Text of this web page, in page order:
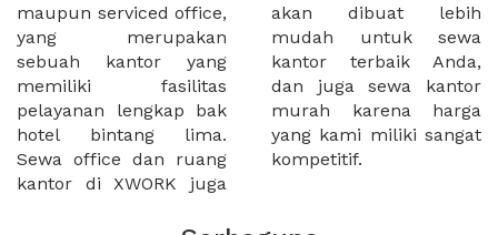
maupun serviced office,
yang merupakan
sebuah kantor yang
memiliki fasilitas
pelayanan lengkap bak
hotel bintang lima.
Sewa office dan ruang
kantor di XWORK juga
akan dibuat lebih
mudah untuk sewa
kantor terbaik Anda,
dan juga sewa kantor
murah karena harga
yang kami miliki sangat
kompetitif.